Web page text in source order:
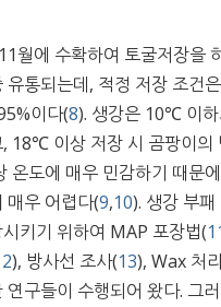
월에 수확하여 토굴저장을
유통되는데, 적정 저장 조건
이다(8). 생강은 10℃ 이하
18℃ 이상 저장 시 곰팡이의
온도에 매우 민감하기 때문
매우 어렵다(9,10). 생강 부
키기 위하여 MAP 포장법(
), 방사선 조사(13), Wax 처
연구들이 수행되어 왔다. 그